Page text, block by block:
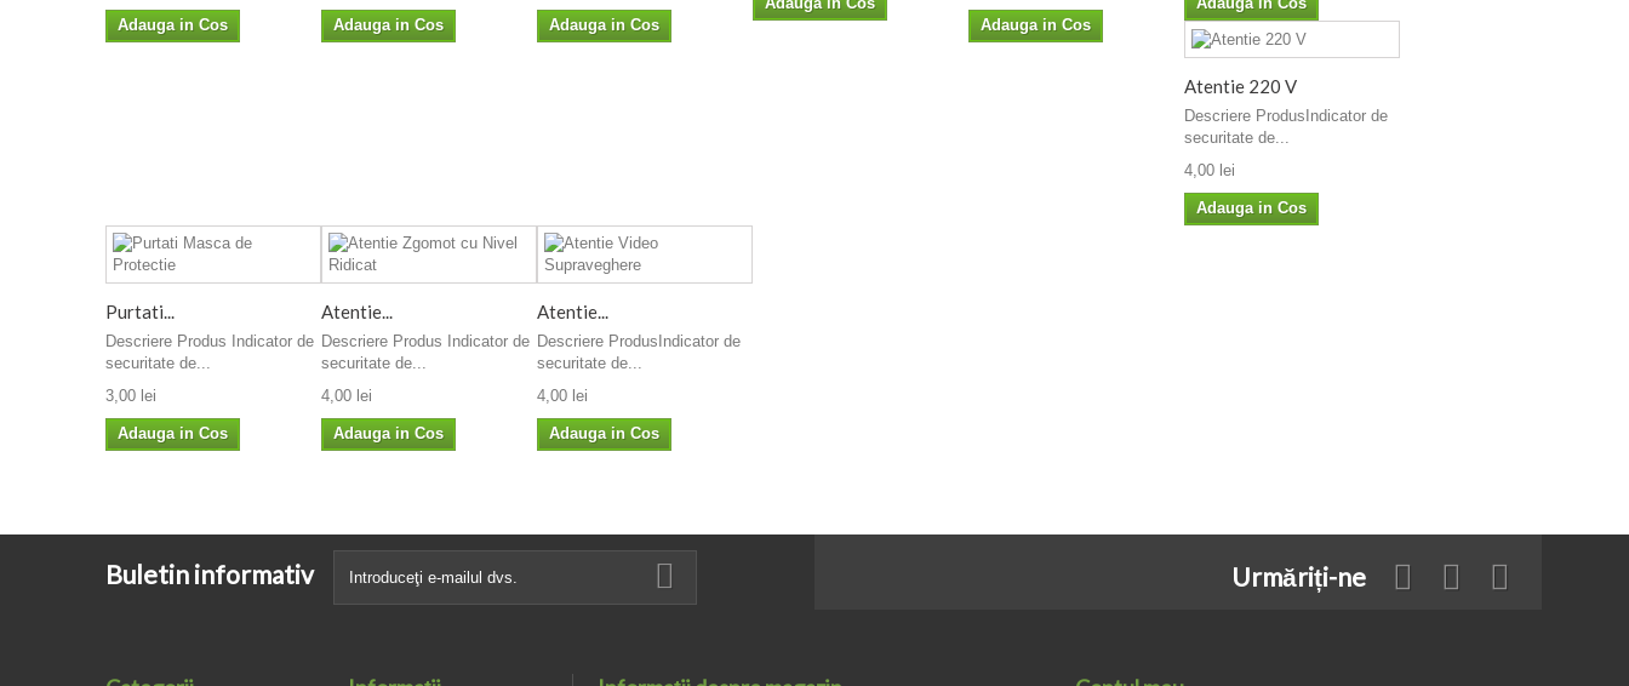
Adauga in Cos Adauga in Cos Adauga in Cos Adauga in Cos
Atentie 220 V
Descriere ProdusIndicator de
securitate de...
4,00 lei
Adauga in Cos
Purtati...
Descriere Produs Indicator de
securitate de...
3,00 lei
Adauga in Cos
Atentie...
Descriere Produs Indicator de
securitate de...
4,00 lei
Adauga in Cos
Atentie...
Descriere ProdusIndicator de
securitate de...
4,00 lei
Adauga in Cos
Buletin informativ Urmăriți-ne